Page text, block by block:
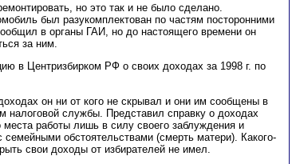
но это так и не было сделано.
был разукомплектован по частям посторонними
в органы ГАИ, но до настоящего времени он
за ним.
в Центризбирком РФ о своих доходах за 1998 г. по
он ни от кого не скрывал и они им сообщены в
налоговой службы. Представил справку о доходах
места работы лишь в силу своего заблуждения и
семейными обстоятельствами (смерть матери). Какого-
свои доходы от избирателей не имел.